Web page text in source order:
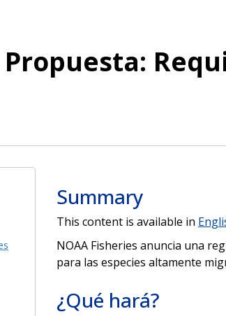
Summary
This content is available in
NOAA Fisheries anuncia una
para las especies altamente
¿Qué hará?